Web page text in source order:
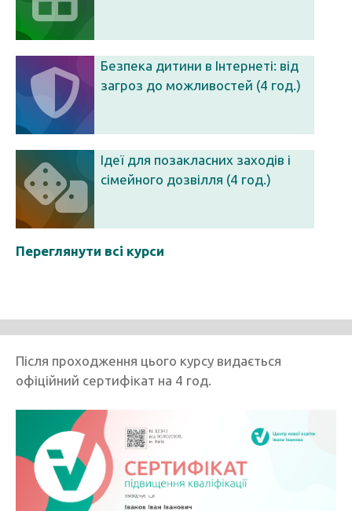
Безпека дитини в Інтернеті: від
загроз до можливостей (4 год.)
Ідеї для позакласних заходів і
сімейного дозвілля (4 год.)
Переглянути всі курси
Після проходження цього курсу видається
офіційний сертифікат на 4 год.